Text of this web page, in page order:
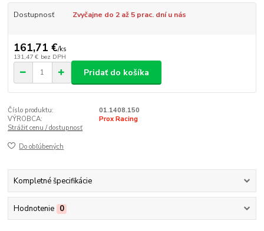
Dostupnosť Zvyčajne do 2 až 5 prac. dní u nás
161,71 €/ks
131,47 € bez DPH
Pridať do košíka
Číslo produktu:
01.1408.150
VÝROBCA:
Prox Racing
Strážiť cenu / dostupnosť
Do obľúbených
Kompletné špecifikácie
Hodnotenie 0